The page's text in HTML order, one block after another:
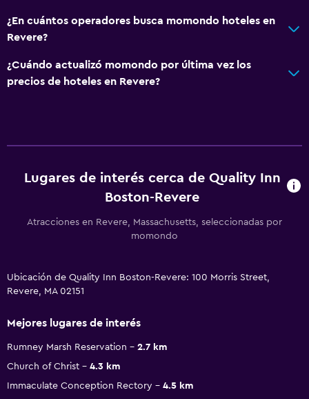
¿En cuántos operadores busca momondo hoteles en
Revere?
¿Cuándo actualizó momondo por última vez los
precios de hoteles en Revere?
Lugares de interés cerca de Quality Inn
Boston-Revere
Atracciones en Revere, Massachusetts, seleccionadas por
momondo
Ubicación de Quality Inn Boston-Revere: 100 Morris Street,
Revere, MA 02151
Mejores lugares de interés
Rumney Marsh Reservation
2.7 km
Church of Christ
4.3 km
Immaculate Conception Rectory
4.5 km